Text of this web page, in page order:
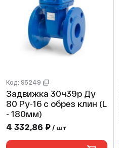
Код: 95249
Задвижка 30ч39р Ду
80 Ру-16 с обрез клин (L
- 180мм)
4 332,86 ₽ / шт